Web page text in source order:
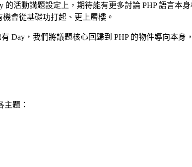
活動講題設定上，期待能有更多討論 PHP 語言本
會從基礎功打起、更上層樓。
Day，我們將議題核心回歸到 PHP 的物件導向本
主題：